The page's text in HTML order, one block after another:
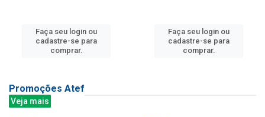
Faça seu login ou
cadastre-se para
comprar.
Faça seu login ou
cadastre-se para
comprar.
Promoções Atef
Veja mais